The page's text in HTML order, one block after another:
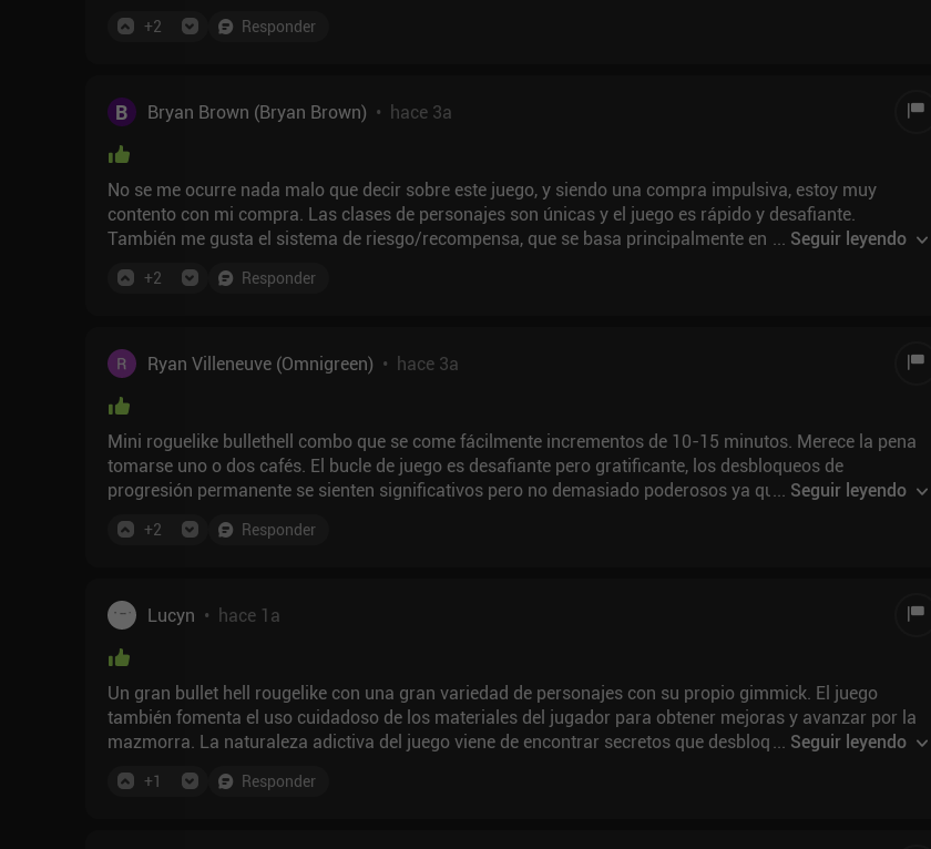
+2 Responder
B Bryan Brown (Bryan Brown) • hace 3a
No se me ocurre nada malo que decir sobre este juego, y siendo una compra impulsiva, estoy muy
contento con mi compra. Las clases de personajes son únicas y el juego es rápido y desafiante.
También me gusta el sistema de riesgo/recompensa, que se basa principalmente en intercambiar
rellenarlo con otro menos potente.
... Seguir leyendo
+2 Responder
Ryan Villeneuve (Omnigreen) • hace 3a
Mini roguelike bullethell combo que se come fácilmente incrementos de 10-15 minutos. Merece la pena
tomarse uno o dos cafés. El bucle de juego es desafiante pero gratificante, los desbloqueos de
progresión permanente se sienten significativos pero no demasiado poderosos ya que todavía se
mientras cago.
... Seguir leyendo
+2 Responder
Lucyn • hace 1a
Un gran bullet hell rougelike con una gran variedad de personajes con su propio gimmick. El juego
también fomenta el uso cuidadoso de los materiales del jugador para obtener mejoras y avanzar por la
mazmorra. La naturaleza adictiva del juego viene de encontrar secretos que desbloquearán aún más
... Seguir leyendo
+1 Responder